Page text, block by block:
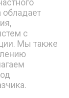
обладает
с
Мы также